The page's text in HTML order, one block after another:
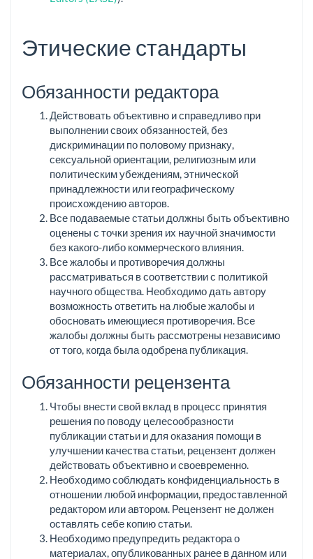
Этические стандарты
Обязанности редактора
Действовать объективно и справедливо при
выполнении своих обязанностей, без
дискриминации по половому признаку,
сексуальной ориентации, религиозным или
политическим убеждениям, этнической
принадлежности или географическому
происхождению авторов.
Все подаваемые статьи должны быть объективно
оценены с точки зрения их научной значимости
без какого-либо коммерческого влияния.
Все жалобы и противоречия должны
рассматриваться в соответствии с политикой
научного общества. Необходимо дать автору
возможность ответить на любые жалобы и
обосновать имеющиеся противоречия. Все
жалобы должны быть рассмотрены независимо
от того, когда была одобрена публикация.
Обязанности рецензента
Чтобы внести свой вклад в процесс принятия
решения по поводу целесообразности
публикации статьи и для оказания помощи в
улучшении качества статьи, рецензент должен
действовать объективно и своевременно.
Необходимо соблюдать конфиденциальность в
отношении любой информации, предоставленной
редактором или автором. Рецензент не должен
оставлять себе копию статьи.
Необходимо предупредить редактора о
материалах, опубликованных ранее в данном или